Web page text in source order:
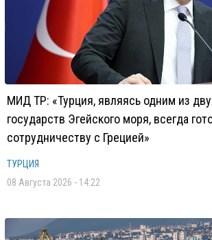
МИД ТР: «Турция, являясь одним из
государств Эгейского моря, всегда
сотрудничеству с Грецией»
ТУРЦИЯ
08 Августа 2026 - 14:22